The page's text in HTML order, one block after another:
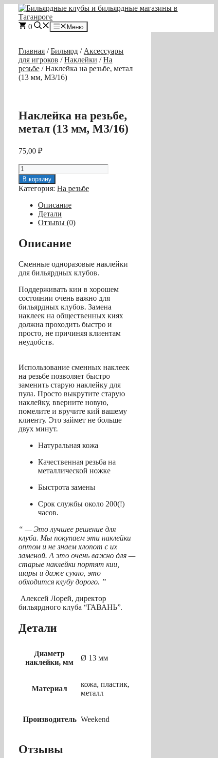
Перейти
содержимому
0 Меню
Главная /Бильярд / Аксессуары
для игроков /Наклейки /На
резьбе / Наклейка на резьбе, метал
(13 мм, M3/16)
Наклейка на резьбе,
метал (13 мм, M3/16)
75,00 ₽
Количество
товара
Наклейка
на
резьбе,
метал
M3/16)
В корзину
Категория: На резьбе
Описание
Детали
Отзывы (0)
Описание
Сменные одноразовые наклейки
для бильярдных клубов.
Поддерживать кии в хорошем
состоянии очень важно для
бильярдных клубов. Замена
наклеек на общественных киях
должна проходить быстро и
просто, не причиняя клиентам
неудобств.
Использование сменных наклеек
на резьбе позволяет быстро
заменить старую наклейку для
пула. Просто выкрутите старую
наклейку, вверните новую,
помелите и вручите кий вашему
клиенту. Это займет не больше
двух минут.
Натуральная кожа
Качественная резьба на
металлической ножке
Быстрота замены
Срок службы около 200(!)
часов.
“ — Это лучшее решение для
клуба. Мы покупаем эти наклейки
оптом и не знаем хлопот с их
заменой. А это очень важно для —
старые наклейки портят кии,
шары и даже сукно, это
обходится клубу дорого. ”
Алексей Лорей, директор
бильярдного клуба “ГАВАНЬ”.
Детали
Диаметр
наклейки, мм
Ø 13 мм
Материал
кожа, пластик,
металл
Производитель Weekend
Отзывы